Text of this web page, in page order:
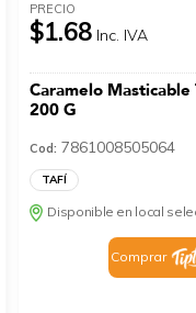
PRECIO
$1.68 Inc. IVA
Caramelo Masticable
200 G
Cod: 7861008505064
TAFÍ
Disponible en local
Comprar